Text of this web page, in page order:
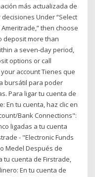
más actualizada de
Under “Select
then choose
deposit more than
a seven‑day period,
options or call
your account Tienes que
bursátil para poder
Para ligar tu cuenta de
En tu cuenta, haz clic en
Bank Connections":
ligadas a tu cuenta
- "Electronic Funds
Medel Después de
tu cuenta de Firstrade,
En tu cuenta de